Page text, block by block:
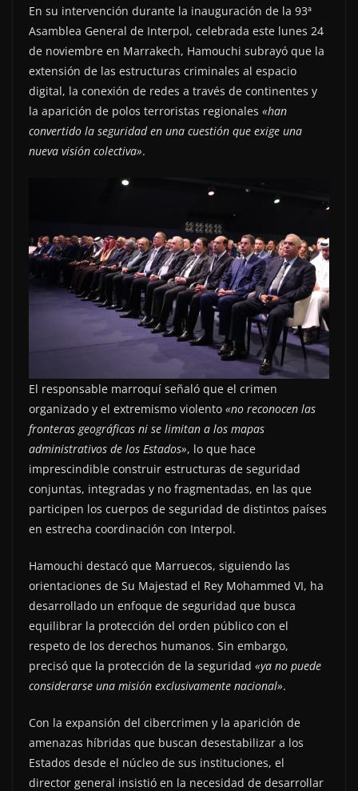
En su intervención durante la inauguración de la 93ª
Asamblea General de Interpol, celebrada este lunes 24
de noviembre en Marrakech, Hamouchi subrayó que la
extensión de las estructuras criminales al espacio
digital, la conexión de redes a través de continentes y
la aparición de polos terroristas regionales «han
convertido la seguridad en una cuestión que exige una
nueva visión colectiva».
El responsable marroquí señaló que el crimen
organizado y el extremismo violento «no reconocen las
fronteras geográficas ni se limitan a los mapas
administrativos de los Estados», lo que hace
imprescindible construir estructuras de seguridad
conjuntas, integradas y no fragmentadas, en las que
participen los cuerpos de seguridad de distintos países
en estrecha coordinación con Interpol.
Hamouchi destacó que Marruecos, siguiendo las
orientaciones de Su Majestad el Rey Mohammed VI, ha
desarrollado un enfoque de seguridad que busca
equilibrar la protección del orden público con el
respeto de los derechos humanos. Sin embargo,
precisó que la protección de la seguridad «ya no puede
considerarse una misión exclusivamente nacional».
Con la expansión del cibercrimen y la aparición de
amenazas híbridas que buscan desestabilizar a los
Estados desde el núcleo de sus instituciones, el
director general insistió en la necesidad de desarrollar